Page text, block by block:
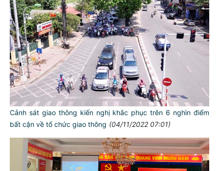
Cảnh sát giao thông kiến nghị khắc phục trên 6 nghìn điểm
bất cận về tổ chức giao thông (04/11/2022 07:01)